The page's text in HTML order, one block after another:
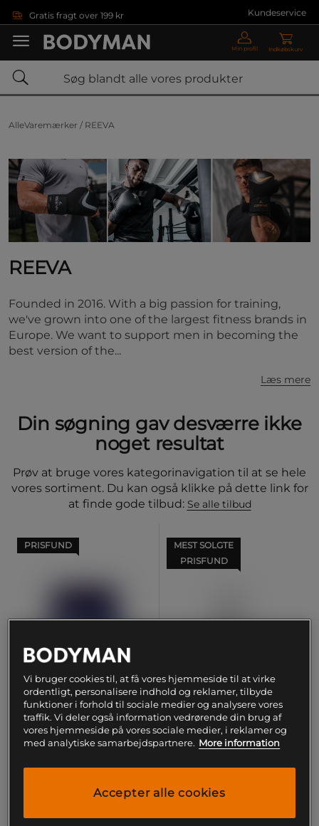
Gratis fragt over 199 kr Kundeservice
Min profil Indkøbskurv
AlleVaremærker / REEVA
REEVA
Founded in 2016. With a big passion for training,
we've grown into one of the largest fitness brands in
Europe. We want to support men in becoming the
best version of the...
Læs mere
Din søgning gav desværre ikke
noget resultat
Prøv at bruge vores kategorinavigation til at se hele
vores sortiment. Du kan også klikke på dette link for
at finde gode tilbud: Se alle tilbud
PRISFUND
Whey-80 Valleprotein 1 kg
+ 30 varianter
Køb
MEST SOLGTE
PRISFUND
Flydende æggehvide 1000
Vi bruger cookies til, at få vores hjemmeside til at virke
ordentligt, personalisere indhold og reklamer, tilbyde
funktioner i forhold til sociale medier og analysere vores
traffik. Vi deler også information vedrørende din brug af
vores hjemmeside på vores sociale medier, i reklamer og
med analytiske samarbejdspartnere. More information
Accepter alle cookies